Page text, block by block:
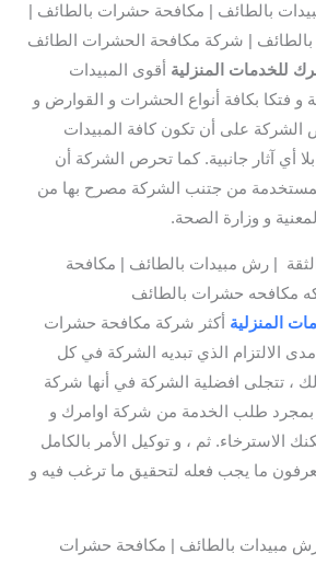
بالطائف | مكافحة حشرات بالطائف |
| شركة مكافحة الحشرات الطائف
للخدمات المنزلية أقوى المبيدات
و فتكا بكافة أنواع الحشرات و القوارض و
الشركة على أن تكون كافة المبيدات
بلا أي آثار جانبية. كما تحرص الشركة أن
من جتنب الشركة مصرح بها من
و وزارة الصحة.
الثقة | رش مبيدات بالطائف | مكافحة
مكافحه حشرات بالطائف
المنزلية أكثر شركة مكافحة حشرات
الالتزام الذي تبديه الشركة في كل
، تتجلى افضلية الشركة في أنها شركة
بمجرد طلب الخدمة من شركة اوامرك و
الاسترخاء. ثم ، و توكيل الأمر بالكامل
ما يجب فعله لتحقيق ما ترغب فيه و
| رش مبيدات بالطائف | مكافحة حشرات